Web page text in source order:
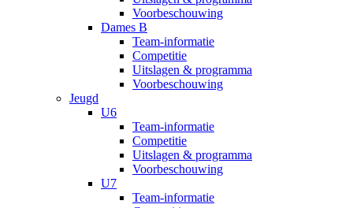
Voorbeschouwing
Dames B
Team-informatie
Competitie
Uitslagen & programma
Voorbeschouwing
Jeugd
U6
Team-informatie
Competitie
Uitslagen & programma
Voorbeschouwing
U7
Team-informatie